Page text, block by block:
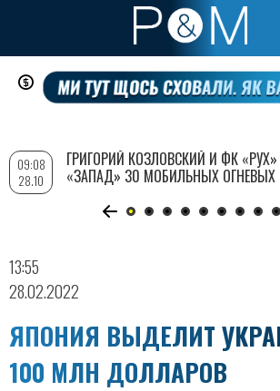
Перейти
содержанию
13:55
28.02.2022
ЯПОНИЯ ВЫДЕЛИТ
100 МЛН ДОЛЛАРОВ
09:08
28.10
ГРИГОРИЙ КОЗЛОВСКИЙ И ФК
«ЗАПАД» 30 МОБИЛЬНЫХ ОГНЕВЫХ